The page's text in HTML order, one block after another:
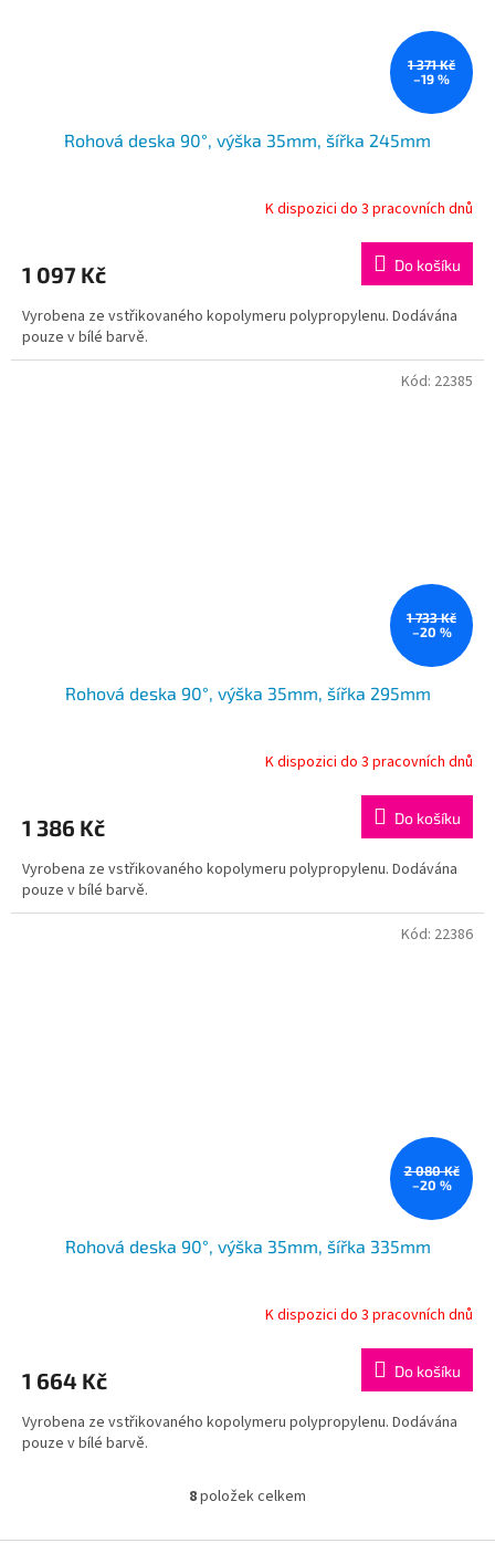
1 371 Kč
–19 %
Rohová deska 90°, výška 35mm, šířka 245mm
K dispozici do 3 pracovních dnů
1 097 Kč Do košíku
Vyrobena ze vstřikovaného kopolymeru polypropylenu. Dodávána
pouze v bílé barvě.
1 733 Kč
–20 %
Rohová deska 90°, výška 35mm, šířka 295mm
K dispozici do 3 pracovních dnů
1 386 Kč Do košíku
Vyrobena ze vstřikovaného kopolymeru polypropylenu. Dodávána
pouze v bílé barvě.
Kód: 22385
2 080 Kč
–20 %
Rohová deska 90°, výška 35mm, šířka 335mm
K dispozici do 3 pracovních dnů
1 664 Kč Do košíku
Vyrobena ze vstřikovaného kopolymeru polypropylenu. Dodávána
pouze v bílé barvě.
Kód: 22386
O
l
8položek celkem